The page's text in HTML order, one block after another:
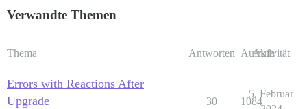
Verwandte Themen
Thema Antworten Aufrufe
Aktivität
Errors with Reactions After
Upgrade
30 1084
5. Februar